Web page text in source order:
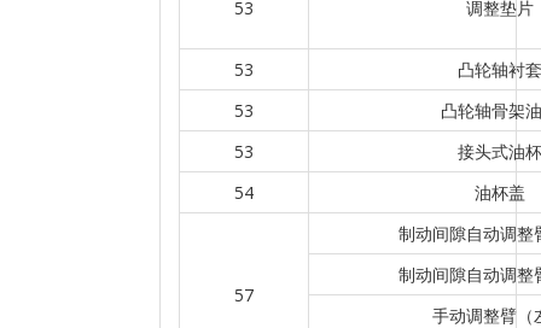
53 调整垫片
53
凸轮轴衬套
53
凸轮轴骨架
53
接头式油杯
54
油杯盖
57
制动间隙自动调整
制动间隙自动调整
手动调整臂（